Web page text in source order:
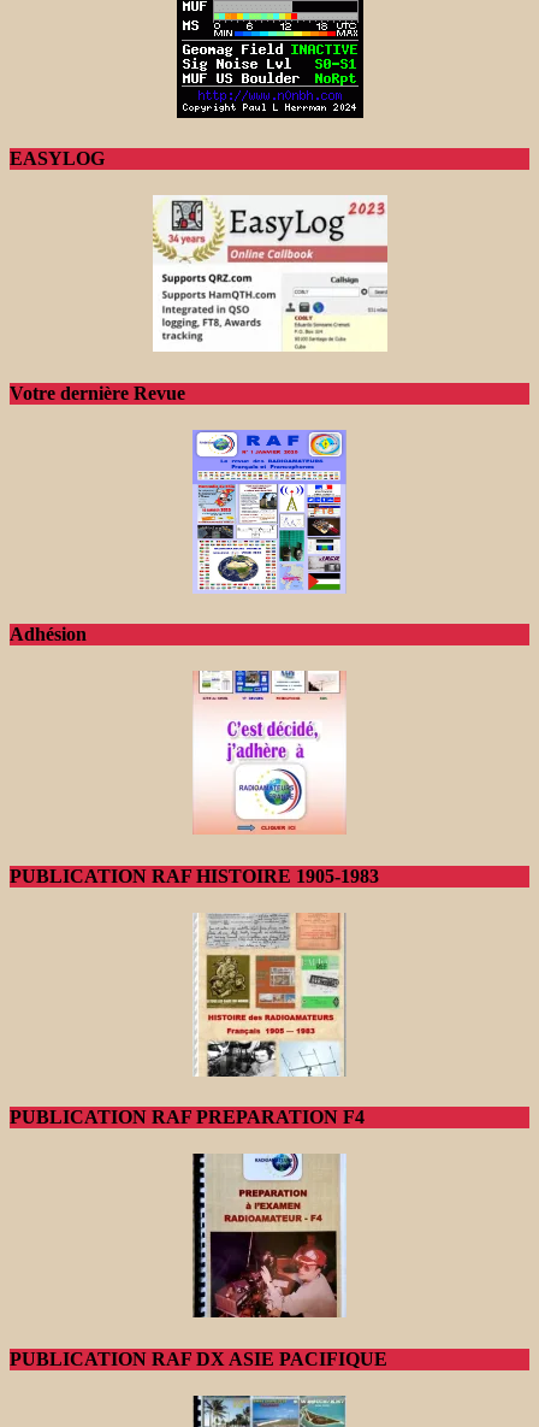
EASYLOG
Votre dernière Revue
Adhésion
PUBLICATION RAF HISTOIRE 1905-1983
PUBLICATION RAF PREPARATION F4
PUBLICATION RAF DX ASIE PACIFIQUE